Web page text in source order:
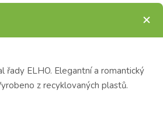
řady ELHO. Elegantní a romantický
z recyklovaných plastů.